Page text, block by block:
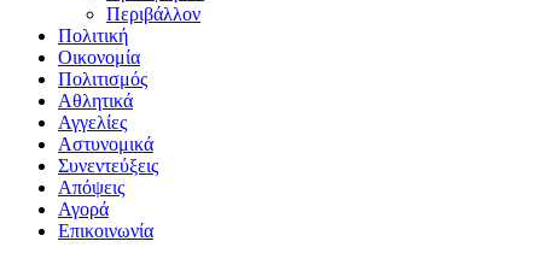
Περιβάλλον
Πολιτική
Οικονομία
Πολιτισμός
Αθλητικά
Αγγελίες
Αστυνομικά
Συνεντεύξεις
Απόψεις
Αγορά
Επικοινωνία